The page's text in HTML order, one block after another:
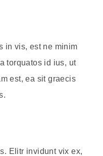
in vis, est ne minim
torquatos id ius, ut
est, ea sit graecis
Elitr invidunt vix ex,